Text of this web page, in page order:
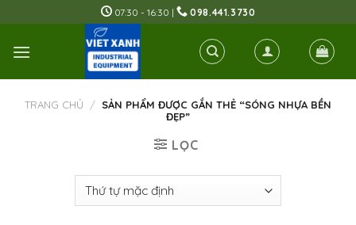
to
content
07:30 - 16:30 | 098.441.3730
TRANG CHỦ / SẢN PHẨM ĐƯỢC GẮN THẺ “SÓNG NHỰA BỀN
ĐẸP”
LỌC